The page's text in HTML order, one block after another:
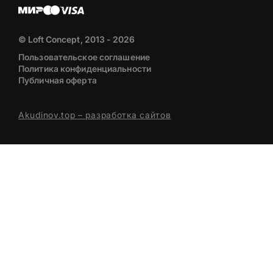
© Loft Concept, 2013 - 2026
Пользовательское соглашение
Политика конфиденциальности
Публичная оферта
Akudinov.top – разработка сайтов